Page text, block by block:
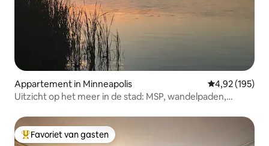
Appartement in Minneapolis Gemiddelde
4,92 (195)
Uitzicht op het meer in de stad: MSP, wandelpaden,
Topfavoriet van gasten
Favoriet van gasten